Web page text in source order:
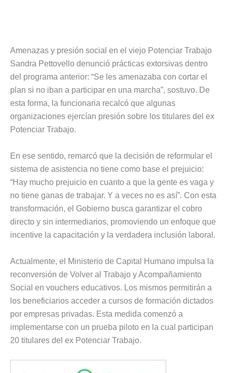
Amenazas y presión social en el viejo Potenciar Trabajo
Sandra Pettovello denunció prácticas extorsivas dentro
del programa anterior: “Se les amenazaba con cortar el
plan si no iban a participar en una marcha”, sostuvo. De
esta forma, la funcionaria recalcó que algunas
organizaciones ejercían presión sobre los titulares del ex
Potenciar Trabajo.
En ese sentido, remarcó que la decisión de reformular el
sistema de asistencia no tiene como base el prejuicio:
“Hay mucho prejuicio en cuanto a que la gente es vaga y
no tiene ganas de trabajar. Y a veces no es así”. Con esta
transformación, el Gobierno busca garantizar el cobro
directo y sin intermediarios, promoviendo un enfoque que
incentive la capacitación y la verdadera inclusión laboral.
Actualmente, el Ministerio de Capital Humano impulsa la
reconversión de Volver al Trabajo y Acompañamiento
Social en vouchers educativos. Los mismos permitirán a
los beneficiarios acceder a cursos de formación dictados
por empresas privadas. Esta medida comenzó a
implementarse con un prueba piloto en la cual participan
20 titulares del ex Potenciar Trabajo.